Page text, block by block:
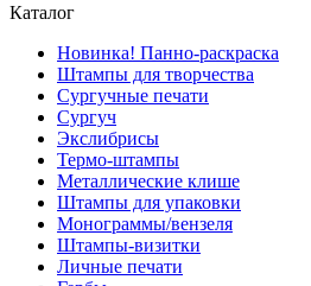
Каталог
Новинка! Панно-раскраска
Штампы для творчества
Сургучные печати
Сургуч
Экслибрисы
Термо-штампы
Металлические клише
Штампы для упаковки
Монограммы/вензеля
Штампы-визитки
Личные печати